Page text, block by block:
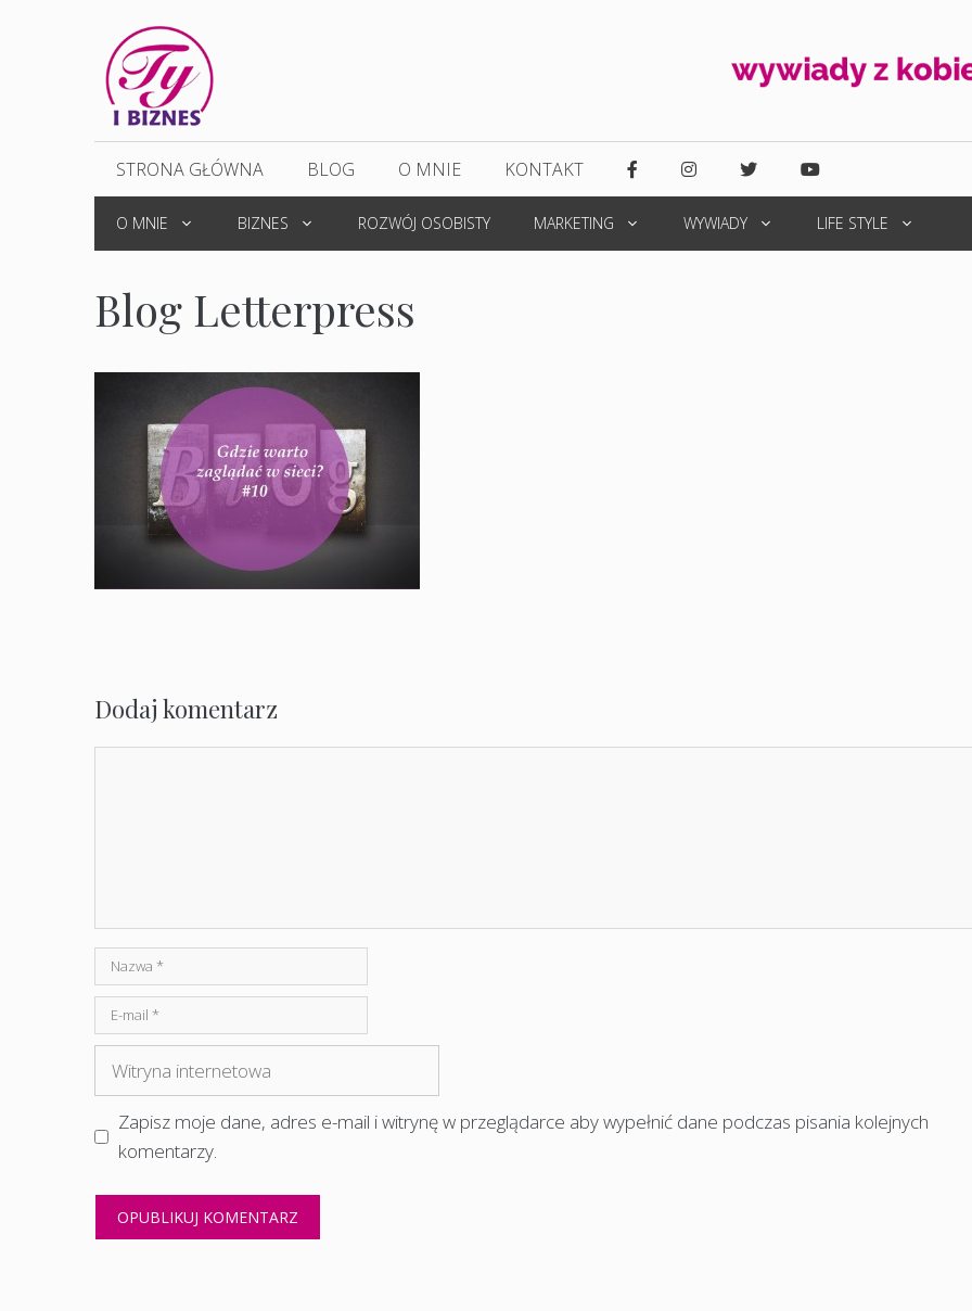
STRONA GŁÓWNA BLOG O MNIE KONTAKT
O MNIE BIZNES ROZWÓJ OSOBISTY MARKETING WYWIADY LIFE STYLE
Blog Letterpress
Dodaj komentarz
Nazwa
mail
Witryna
internetowa
Zapisz moje dane, adres e-mail i witrynę w przeglądarce aby wypełnić dane podczas pisania kolejnych
komentarzy.